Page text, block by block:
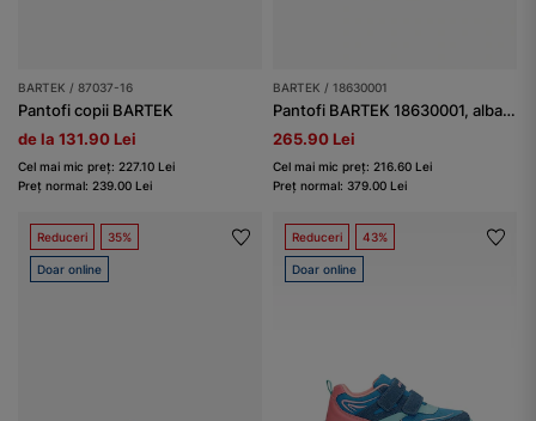
BARTEK / 87037-16
Pantofi copii BARTEK
de la 131.90 Lei
Cel mai mic preț: 227.10 Lei
Preț normal: 239.00 Lei
BARTEK / 18630001
Pantofi BARTEK 18630001, albastru
265.90 Lei
Cel mai mic preț: 216.60 Lei
Preț normal: 379.00 Lei
Reduceri 35%
Doar online
Reduceri 43%
Doar online